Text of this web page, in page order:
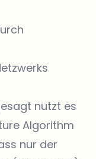
nutzt es
Algorithm
nur der